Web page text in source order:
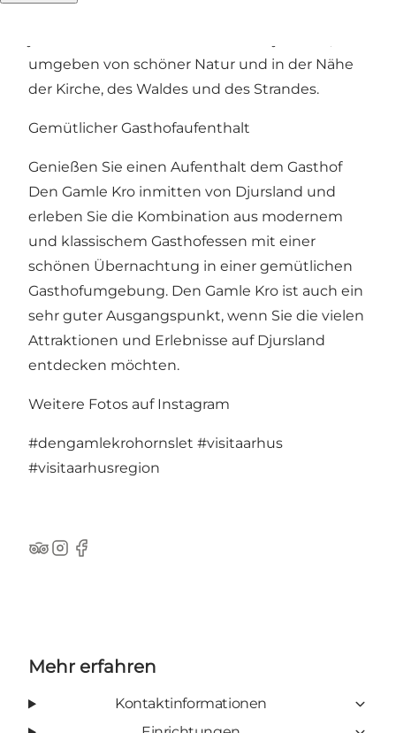
umgeben von schöner Natur und in der Nähe
der Kirche, des Waldes und des Strandes.
Gemütlicher Gasthofaufenthalt
Genießen Sie einen Aufenthalt dem Gasthof
Den Gamle Kro inmitten von Djursland und
erleben Sie die Kombination aus modernem
und klassischem Gasthofessen mit einer
schönen Übernachtung in einer gemütlichen
Gasthofumgebung. Den Gamle Kro ist auch ein
sehr guter Ausgangspunkt, wenn Sie die vielen
Attraktionen und Erlebnisse auf Djursland
entdecken möchten.
Weitere Fotos auf Instagram
#dengamlekrohornslet #visitaarhus
#visitaarhusregion
TripAdvisor
Instagram
Facebook
Mehr erfahren
Kontaktinformationen